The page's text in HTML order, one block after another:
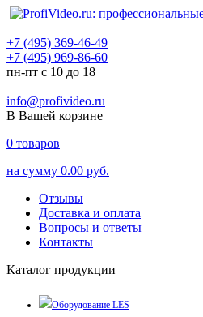
+7 (495) 369-46-49
+7 (495) 969-86-60
пн-пт с 10 до 18
info@profivideo.ru
В Вашей корзине
0 товаров
на сумму 0.00 руб.
Отзывы
Доставка и оплата
Вопросы и ответы
Контакты
Каталог продукции
Оборудование LES